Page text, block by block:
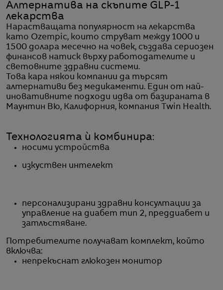
Алтернатива на скъпите GLP-1
лекарства
Нарастващата популярност на лекарства
като Ozempic, които струват между 1000 и
1500 долара месечно на човек, създава сериозен
финансов натиск върху работодателите и
световните здравни системи.
Това кара някои компании да търсят
алтернативи без медикаменти. Един от най-
иновативните подходи идва от базираната в
Маунтин Вю, Калифорния, компания Twin Health.
Технологията ѝ комбинира:
носими устройства
изкуствен интелект
персонализирани здравни консултации за
управление на диабет тип 2, преддиабет и
затлъстяване.
Потребителите получават комплект, който
включва:
непрекъснат глюкозен монитор